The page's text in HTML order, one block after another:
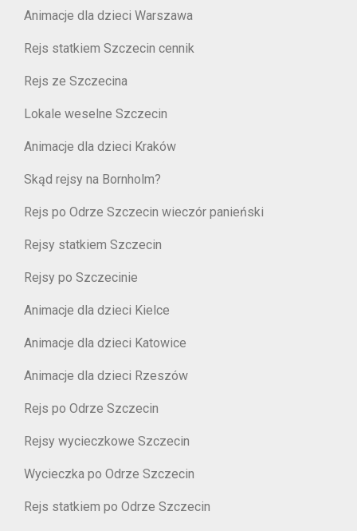
Animacje dla dzieci Warszawa
Rejs statkiem Szczecin cennik
Rejs ze Szczecina
Lokale weselne Szczecin
Animacje dla dzieci Kraków
Skąd rejsy na Bornholm?
Rejs po Odrze Szczecin wieczór panieński
Rejsy statkiem Szczecin
Rejsy po Szczecinie
Animacje dla dzieci Kielce
Animacje dla dzieci Katowice
Animacje dla dzieci Rzeszów
Rejs po Odrze Szczecin
Rejsy wycieczkowe Szczecin
Wycieczka po Odrze Szczecin
Rejs statkiem po Odrze Szczecin